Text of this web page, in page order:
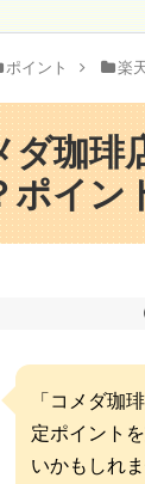
ポイント 楽
ダ珈琲
ポイン
「コメダ珈
定ポイント
いかもしれま